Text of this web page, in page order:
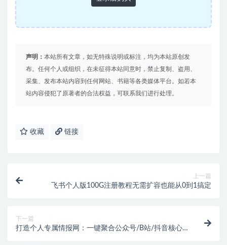
声明： 本站所有文章，如无特殊说明或标注，均为本站原创发
布。任何个人或组织，在未征得本站同意时，禁止复制、盗用、
采集、发布本站内容到任何网站、书籍等各类媒体平台。如若本
站内容侵犯了原著者的合法权益，可联系我们进行处理。
收藏 链接
上一篇
飞书个人版100G注册教程无需扩容也能从0到1搞定
下一篇
打造个人专属情报网：一键聚合公众号/B站/抖音核心